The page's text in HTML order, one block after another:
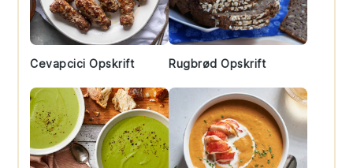
Cevapcici Opskrift Rugbrød Opskrift